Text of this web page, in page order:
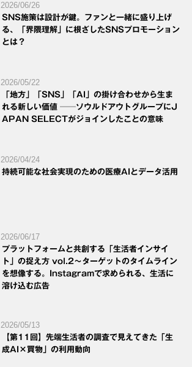
2026/06/26
SNS施策は設計が鍵。ファンと一緒に盛り上げ
る、「界隈理解」に根ざしたSNSプロモーション
とは？
2026/05/22
「地方」「SNS」「AI」の掛け合わせから生ま
れる新しい価値 ──ソウルドアウトグループにJ
APAN SELECTがジョインしたことの意味
2026/04/24
持続可能な社会実現のための医療AIとデータ活用
2026/06/17
プラットフォームと共創する「生活者インサイ
ト」の捉え方 vol.2～ターゲットのタイムライン
を想像する。Instagramで求められる、生活に
溶け込む広告
2026/05/13
【第11回】先端生活者の調査で見えてきた「生
成AI×買物」の利用動向